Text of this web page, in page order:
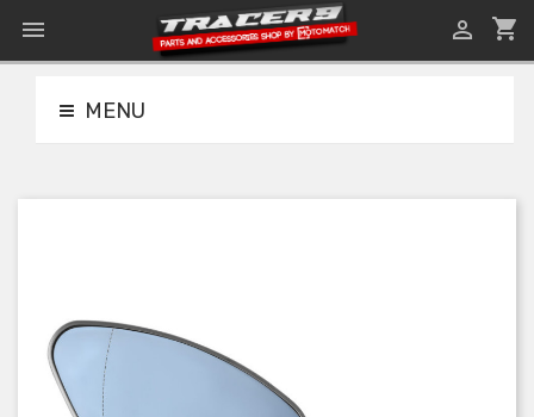
 shopping_cart

MENU